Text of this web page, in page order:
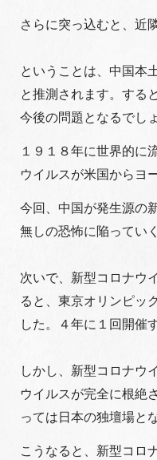
さらに突っ込むと、近
ということは、中国本
と推測されます。する
今後の問題となるでしょ
１９１８年に世界的に
ウイルスが米国からヨ
今回、中国が発生源の
無しの恐怖に陥ってい
次いで、新型コロナウ
ると、東京オリンピッ
した。４年に１回開催
しかし、新型コロナウ
ウイルスが完全に根絶
っては日本の独壇場と
こうなると、新型コロ